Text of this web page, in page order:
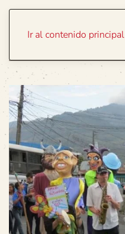
Ir al contenido principal